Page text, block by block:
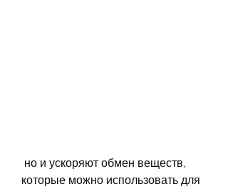
которые можно использовать для